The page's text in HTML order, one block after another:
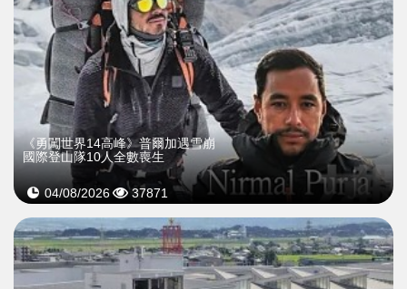
《勇闖世界14高峰》普爾加遇雪崩
國際登山隊10人全數喪生
04/08/2026 37871